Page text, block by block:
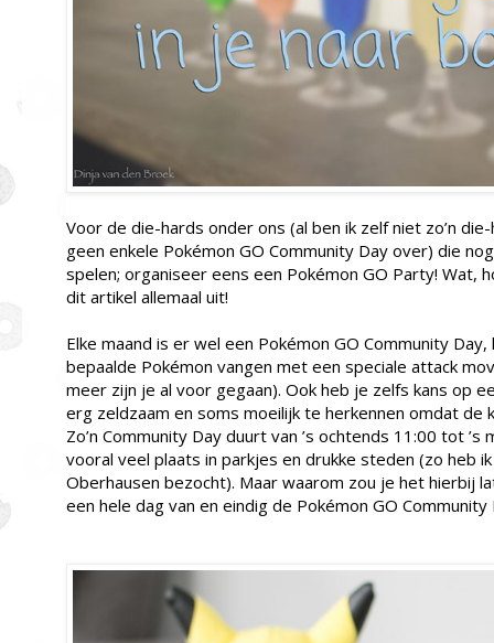
Voor de die-hards onder ons (al ben ik zelf niet zo’n
geen enkele Pokémon GO Community Day over) die
spelen; organiseer eens een Pokémon GO Party! Wat,
dit artikel allemaal uit!
Elke maand is er wel een Pokémon GO Community
bepaalde Pokémon vangen met een speciale attack
meer zijn je al voor gegaan). Ook heb je zelfs kans op
erg zeldzaam en soms moeilijk te herkennen omdat de
Zo’n Community Day duurt van ’s ochtends 11:00 tot ’s
vooral veel plaats in parkjes en drukke steden (zo heb
Oberhausen bezocht). Maar waarom zou je het hierbij
een hele dag van en eindig de Pokémon GO